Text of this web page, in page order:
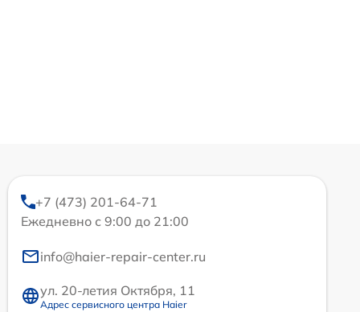
+7 (473) 201-64-71
Ежедневно с 9:00 до 21:00
info@haier-repair-center.ru
ул. 20-летия Октября, 11
Адрес сервисного центра Haier